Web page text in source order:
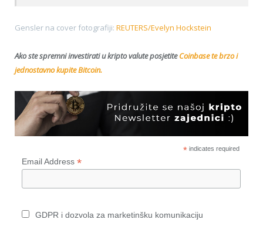
Gensler na cover fotografiji: REUTERS/Evelyn Hockstein
Ako ste spremni investirati u kripto valute posjetite Coinbase te brzo i
jednostavno kupite Bitcoin.
*indicates required
Email Address *
GDPR i dozvola za marketinšku komunikaciju